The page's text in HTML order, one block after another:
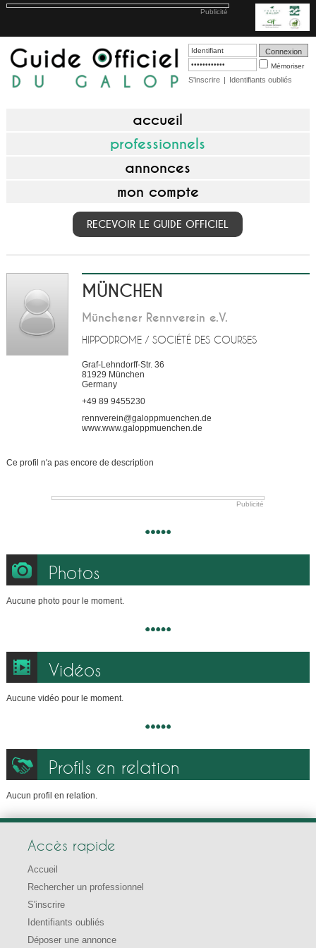
Publicité
Mémoriser
S'inscrire | Identifiants oubliés
accueil
professionnels
annonces
mon compte
RECEVOIR LE GUIDE OFFICIEL
MÜNCHEN
Münchener Rennverein e.V.
HIPPODROME / SOCIÉTÉ DES COURSES
Graf-Lehndorff-Str. 36
81929 München
Germany
+49 89 9455230
rennverein@galoppmuenchen.de
www.www.galoppmuenchen.de
Ce profil n'a pas encore de description
Publicité
Photos
Aucune photo pour le moment.
Vidéos
Aucune vidéo pour le moment.
Profils en relation
Aucun profil en relation.
Accès rapide
Accueil
Rechercher un professionnel
S'inscrire
Identifiants oubliés
Déposer une annonce